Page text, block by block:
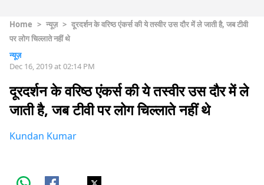
Home > न्यूज़ > दूरदर्शन के वरिष्ठ एंकर्स की ये तस्वीर उस दौर में ले जाती है, जब टीवी
पर लोग चिल्लाते नहीं थे
न्यूज़
Dec 16, 2019 at 02:14 PM
दूरदर्शन के वरिष्ठ एंकर्स की ये तस्वीर उस दौर में ले
जाती है, जब टीवी पर लोग चिल्लाते नहीं थे
Kundan Kumar